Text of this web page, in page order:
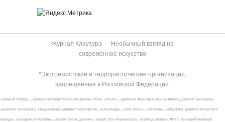
Журнал Клаузура — Необычный взгляд на
современное искусство
*Экстремистские и террористические организации,
запрещенные в Российской Федерации:
«Правый сектор», «Украинская повстанческая армия» (УПА), «ИГИЛ», «Джабхат Фатх аш-Шам» (бывшая «Джабхат ан-Нусра»,
«Джебхат ан-Нусра»), Национал-Большевистская партия, «Аль-Каида», «УНА-УНСО», «Талибан», «Меджлис крымско-татарского
народа», «Свидетели Иеговы», «Мизантропик Дивижн», «Братство» Корчинского, «Артподготовка», ЛГБТ, «Высший военный